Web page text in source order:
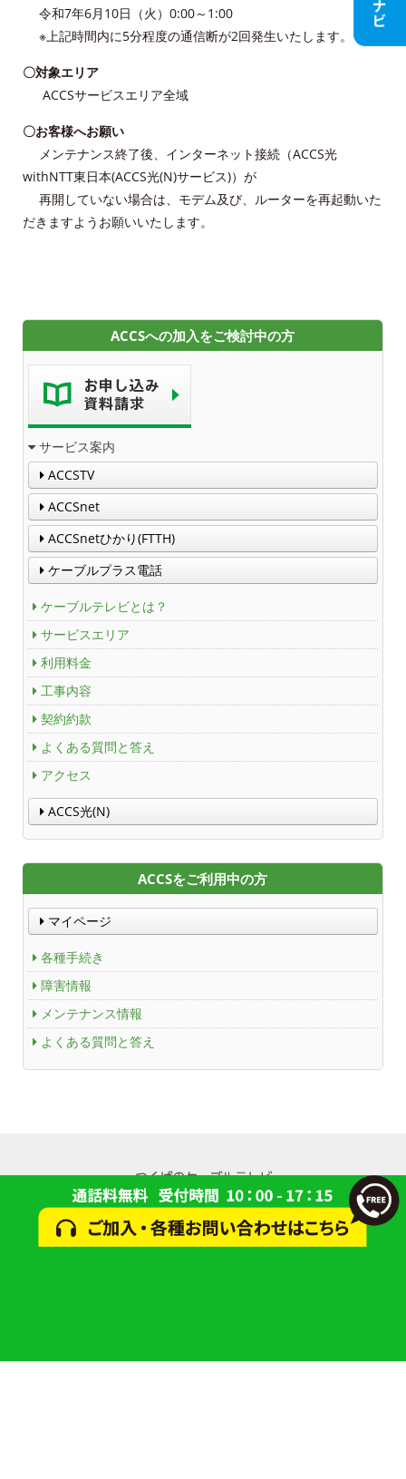
令和7年6月10日（火）0:00～1:00
※上記時間内に5分程度の通信断が2回発生いたします。
〇対象エリア
ACCSサービスエリア全域
〇お客様へお願い
メンテナンス終了後、インターネット接続（ACCS光
withNTT東日本(ACCS光(N)サービス)）が
再開していない場合は、モデム及び、ルーターを再起動いた
だきますようお願いいたします。
ACCSへの加入をご検討中の方
サービス案内
ACCSTV
ACCSnet
ACCSnetひかり(FTTH)
ケーブルプラス電話
ケーブルテレビとは？
サービスエリア
利用料金
工事内容
契約約款
よくある質問と答え
アクセス
ACCS光(N)
ACCSをご利用中の方
マイページ
各種手続き
障害情報
メンテナンス情報
よくある質問と答え